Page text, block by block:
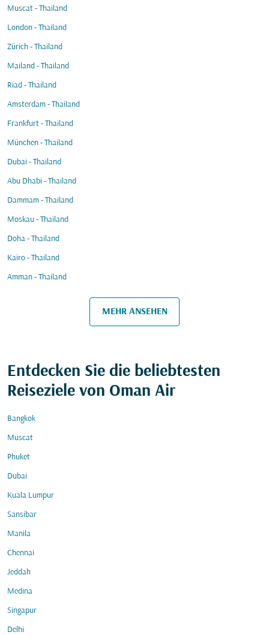
Muscat - Thailand
London - Thailand
Zürich - Thailand
Mailand - Thailand
Riad - Thailand
Amsterdam - Thailand
Frankfurt - Thailand
München - Thailand
Dubai - Thailand
Abu Dhabi - Thailand
Dammam - Thailand
Moskau - Thailand
Doha - Thailand
Kairo - Thailand
Amman - Thailand
MEHR ANSEHEN
Entdecken Sie die beliebtesten
Reiseziele von Oman Air
Bangkok
Muscat
Phuket
Dubai
Kuala Lumpur
Sansibar
Manila
Chennai
Jeddah
Medina
Singapur
Delhi